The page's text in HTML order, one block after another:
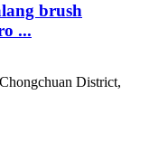
brush
...
District,